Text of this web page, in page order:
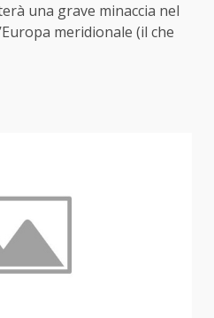
una grave minaccia nel
meridionale (il che